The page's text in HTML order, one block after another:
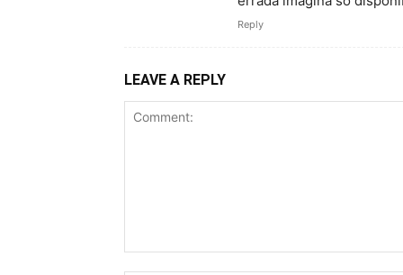
Reply
LEAVE A REPLY